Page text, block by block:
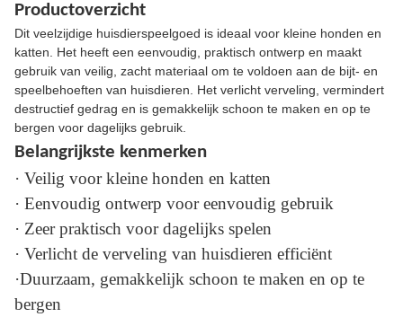
Productoverzicht
Dit veelzijdige huisdierspeelgoed is ideaal voor kleine honden en
katten. Het heeft een eenvoudig, praktisch ontwerp en maakt
gebruik van veilig, zacht materiaal om te voldoen aan de bijt- en
speelbehoeften van huisdieren. Het verlicht verveling, vermindert
destructief gedrag en is gemakkelijk schoon te maken en op te
bergen voor dagelijks gebruik.
Belangrijkste kenmerken
· Veilig voor kleine honden en katten
· Eenvoudig ontwerp voor eenvoudig gebruik
· Zeer praktisch voor dagelijks spelen
· Verlicht de verveling van huisdieren efficiënt
·Duurzaam, gemakkelijk schoon te maken en op te
bergen